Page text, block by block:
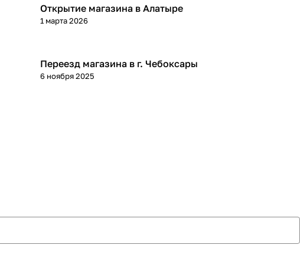
Открытие магазина в Алатыре
1 марта 2026
Переезд магазина в г. Чебоксары
6 ноября 2025